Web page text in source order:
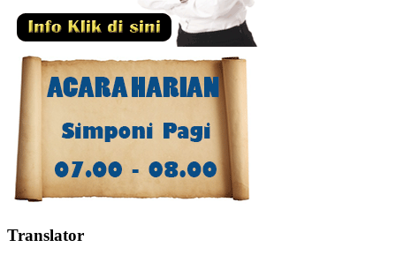
Translator